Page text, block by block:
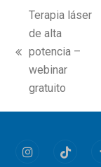
previous
post:
Terapia láser
de alta
potencia –
webinar
gratuito
InstagramTiktok